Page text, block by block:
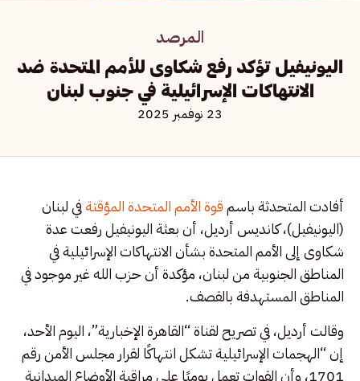
المرصد
اليونيفيل تؤكد رفع شكاوى للأمم المتحدة ضد
الانتهاكات الإسرائيلية في جنوب لبنان
23 نوفمبر 2025
أفادت المتحدثة باسمقوة الأمم المتحدة المؤقتةفي لبنان
(اليونيفيل)، كانديس أرديل، أن بعثة اليونيفيل رفعت عدة
شكاوى إلى الأمم المتحدة بشأن الانتهاكات الإسرائيلية في
المناطق الجنوبية من لبنان، مؤكدة أن حزب الله غير موجود في
المناطق المستهدفة بالقصف.
وقالت أرديل، في تصريح لقناة “القاهرة الإخبارية”، اليوم الأحد،
إن “الهجمات الإسرائيلية تشكل انتهاكًا لقرار مجلس الأمن رقم
1701، وأن القوات تعمل يوميًا على مراقبة الأوضاع الميدانية